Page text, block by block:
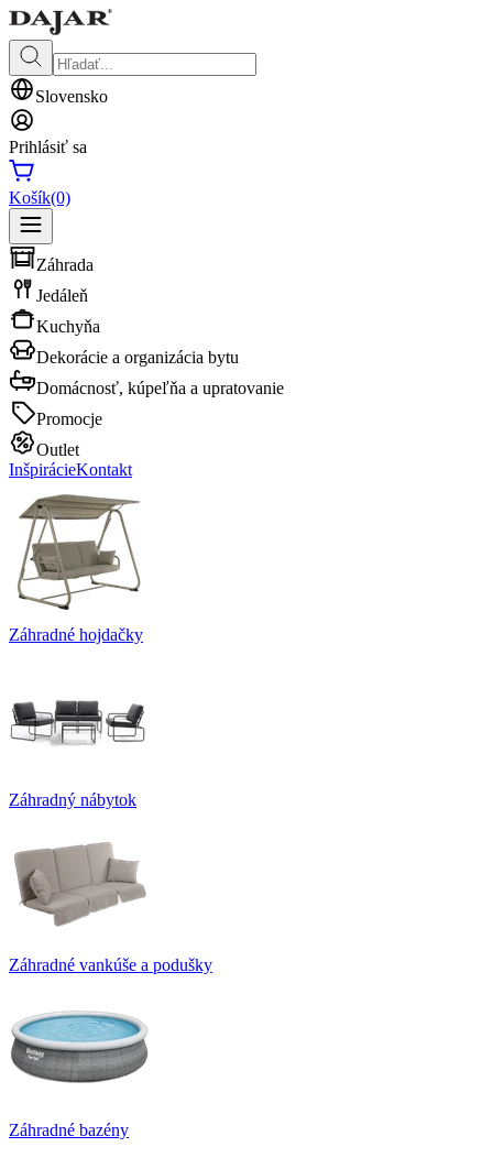
Slovensko
Prihlásiť sa
Košík(0)
Záhrada
Jedáleň
Kuchyňa
Dekorácie a organizácia bytu
Domácnosť, kúpeľňa a upratovanie
Promocje
Outlet
InšpirácieKontakt
Záhradné hojdačky
Záhradný nábytok
Záhradné vankúše a podušky
Záhradné bazény